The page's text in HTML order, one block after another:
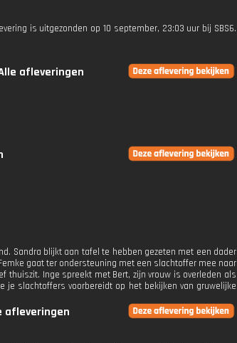
is uitgezonden op 10 september, 23:03 uur bij SBS6.
afleveringen
Sandra blijkt aan tafel te hebben gezeten met een dader
gaat ter ondersteuning met een slachtoffer mee naar
thuiszit. Inge spreekt met Bert, zijn vrouw is overleden als
je slachtoffers voorbereidt op het bekijken van gruwelijke
afleveringen